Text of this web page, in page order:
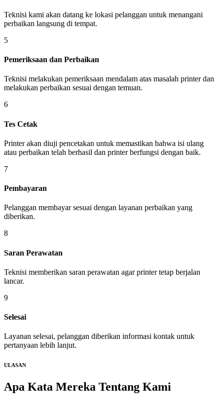
Teknisi kami akan datang ke lokasi pelanggan untuk menangani
perbaikan langsung di tempat.
5
Pemeriksaan dan Perbaikan
Teknisi melakukan pemeriksaan mendalam atas masalah printer dan
melakukan perbaikan sesuai dengan temuan.
6
Tes Cetak
Printer akan diuji pencetakan untuk memastikan bahwa isi ulang
atau perbaikan telah berhasil dan printer berfungsi dengan baik.
7
Pembayaran
Pelanggan membayar sesuai dengan layanan perbaikan yang
diberikan.
8
Saran Perawatan
Teknisi memberikan saran perawatan agar printer tetap berjalan
lancar.
9
Selesai
Layanan selesai, pelanggan diberikan informasi kontak untuk
pertanyaan lebih lanjut.
ULASAN
Apa Kata Mereka Tentang Kami